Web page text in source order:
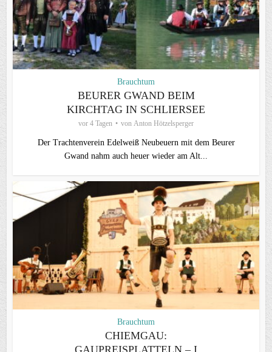
Brauchtum
BEURER GWAND BEIM
KIRCHTAG IN SCHLIERSEE
vor 4 Tagen von Anton Hötzelsperger
Der Trachtenverein Edelweiß Neubeuern mit dem Beurer
Gwand nahm auch heuer wieder am Alt...
Brauchtum
CHIEMGAU: